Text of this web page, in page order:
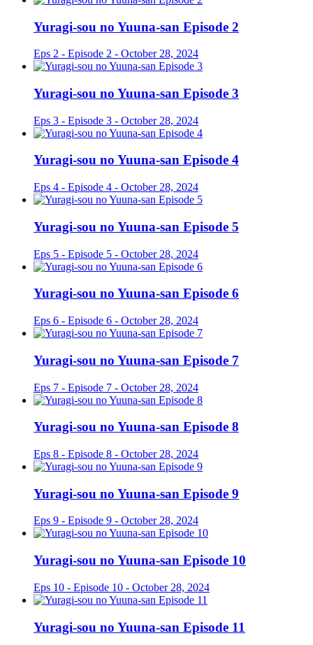
Yuragi-sou no Yuuna-san Episode 2
Eps 2 - Episode 2 - October 28, 2024
Yuragi-sou no Yuuna-san Episode 3
Eps 3 - Episode 3 - October 28, 2024
Yuragi-sou no Yuuna-san Episode 4
Eps 4 - Episode 4 - October 28, 2024
Yuragi-sou no Yuuna-san Episode 5
Eps 5 - Episode 5 - October 28, 2024
Yuragi-sou no Yuuna-san Episode 6
Eps 6 - Episode 6 - October 28, 2024
Yuragi-sou no Yuuna-san Episode 7
Eps 7 - Episode 7 - October 28, 2024
Yuragi-sou no Yuuna-san Episode 8
Eps 8 - Episode 8 - October 28, 2024
Yuragi-sou no Yuuna-san Episode 9
Eps 9 - Episode 9 - October 28, 2024
Yuragi-sou no Yuuna-san Episode 10
Eps 10 - Episode 10 - October 28, 2024
Yuragi-sou no Yuuna-san Episode 11